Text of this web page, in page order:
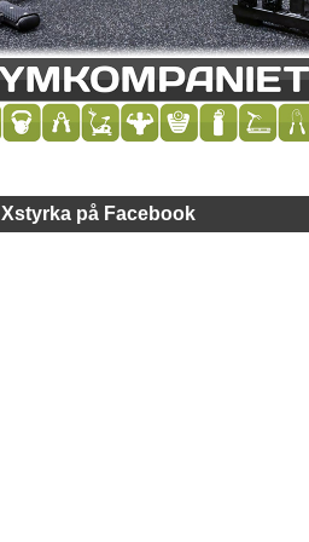
på Facebook